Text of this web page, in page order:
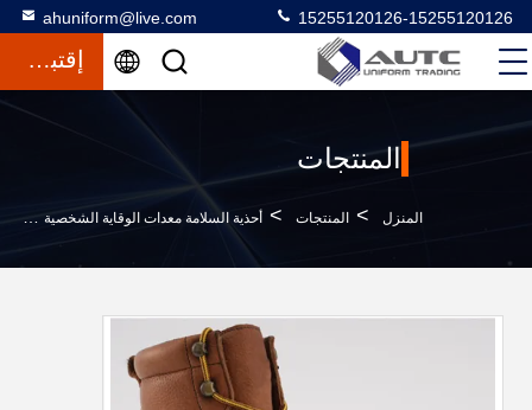
ahuniform@live.com 15255120126-15255120126
إقتباس
المنتجات
المنزل > المنتجات > أحذية السلامة معدات الوقاية الشخصية >